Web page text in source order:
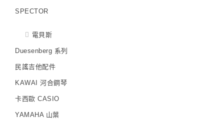
SPECTOR
電貝斯
Duesenberg 系列
民謠吉他配件
KAWAI 河合鋼琴
卡西歐 CASIO
YAMAHA 山葉